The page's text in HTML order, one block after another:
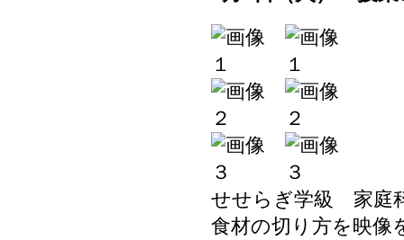
せせらぎ学級 家庭
食材の切り方を映像